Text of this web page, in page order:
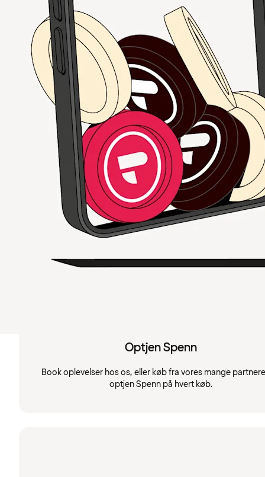
Optjen Spenn
Book oplevelser hos os, eller køb fra vores mange
optjen Spenn på hvert køb.